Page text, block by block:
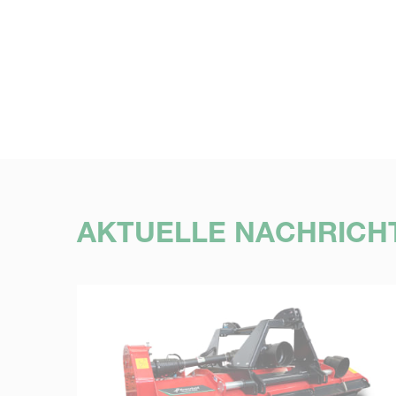
AKTUELLE